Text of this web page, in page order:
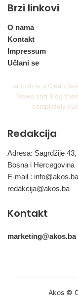
Brzi linkovi
O nama
Kontakt
Impressum
Učlani se
Jannah is a Clean
News and Blog
completely
Redakcija
Adresa: Sagrdžije
Bosna i Hercegovina
E-mail : info@akos.ba
redakcija@akos.ba
Kontakt
marketing@akos.ba
Akos ©